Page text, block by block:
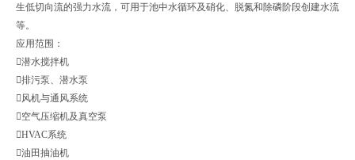
生低切向流的强力水流，可用于池中水循环及硝化、脱氮和除磷阶段创建水流
等。
应用范围：
潜水搅拌机
排污泵、潜水泵
风机与通风系统
空气压缩机及真空泵
HVAC系统
油田抽油机